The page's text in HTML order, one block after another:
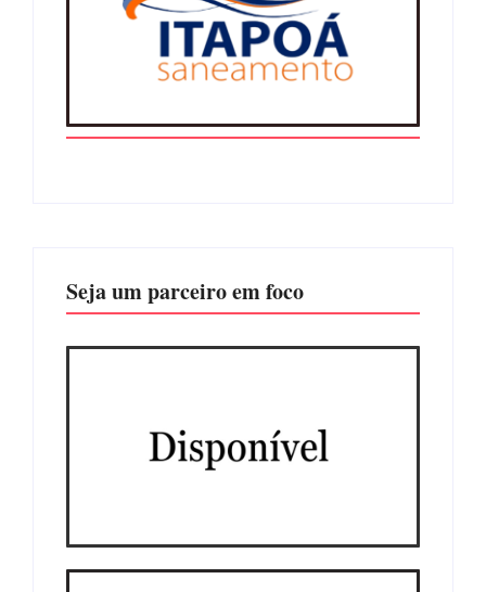
Seja um parceiro em foco